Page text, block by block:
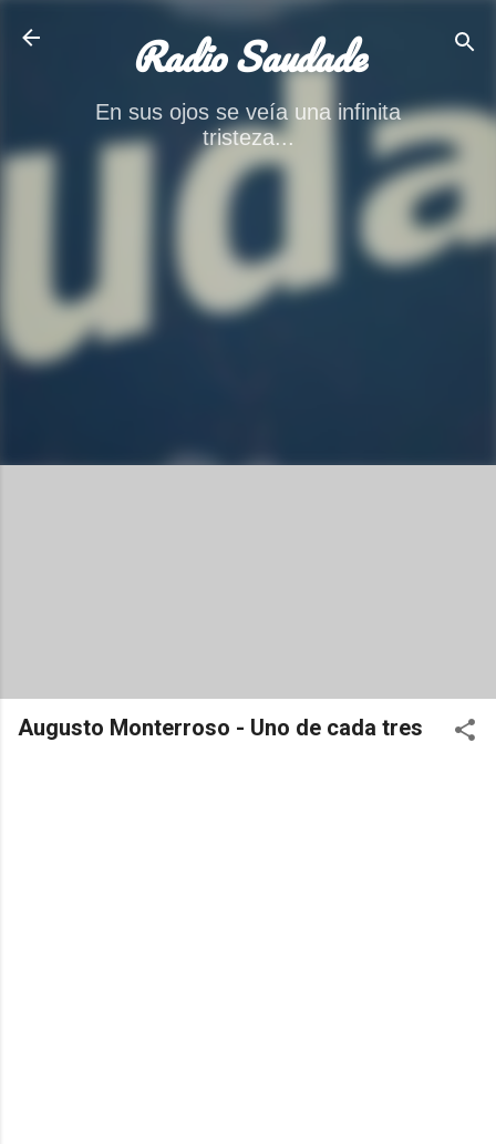
Radio Saudade
En sus ojos se veía una infinita
tristeza...
Augusto Monterroso - Uno de cada tres